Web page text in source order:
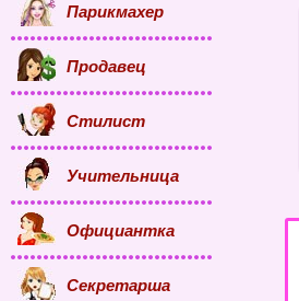
Парикмахер
Продавец
Стилист
Учительница
Официантка
Секретарша